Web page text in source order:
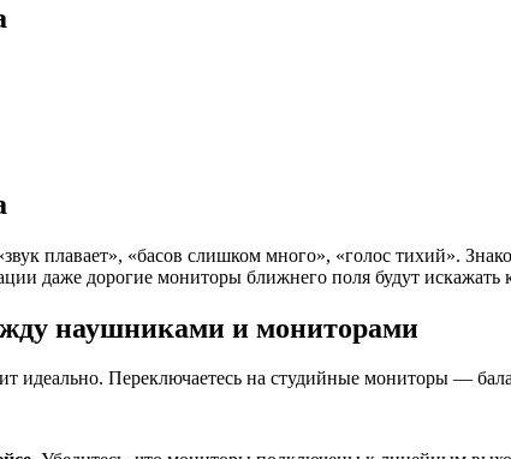
плавает», «басов слишком много», «голос тихий».
даже дорогие мониторы ближнего поля будут
наушниками и мониторами
идеально. Переключаетесь на студийные мониторы —